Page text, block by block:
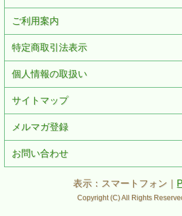
ご利用案内
特定商取引法表示
個人情報の取扱い
サイトマップ
メルマガ登録
お問い合わせ
表示：スマートフォン｜
Copyright (C) All Rights